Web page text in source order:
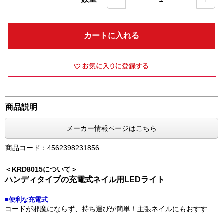
カートに入れる
商品説明
メーカー情報ページはこちら
商品コード：4562398231856
＜KRD8015について＞
ハンディタイプの充電式ネイル用LEDライト
■便利な充電式
コードが邪魔にならず、持ち運びが簡単！主張ネイルにもおすす